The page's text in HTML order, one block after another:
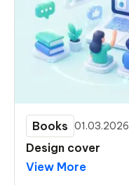
Design cover
Books 01.03.2026
View More